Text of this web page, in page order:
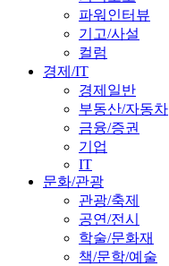
파워인터뷰
기고/사설
컬럼
경제/IT
경제일반
부동산/자동차
금융/증권
기업
IT
문화/관광
관광/축제
공연/전시
학술/문화재
책/문학/예술